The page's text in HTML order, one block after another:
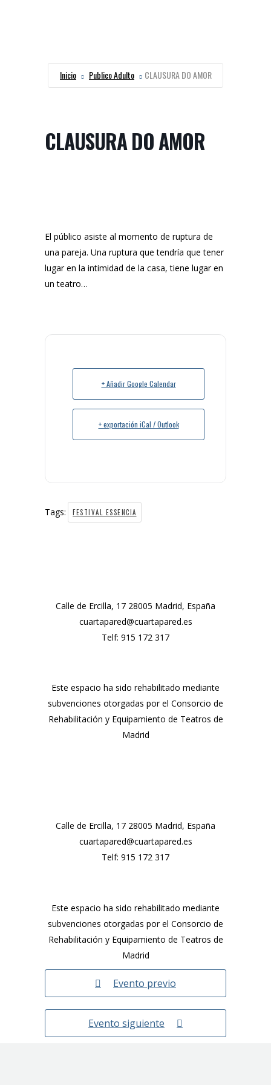
Inicio Publico Adulto CLAUSURA DO AMOR
CLAUSURA DO AMOR
El público asiste al momento de ruptura de
una pareja. Una ruptura que tendría que tener
lugar en la intimidad de la casa, tiene lugar en
un teatro…
+ Añadir Google Calendar
+ exportación iCal / Outlook
Tags: FESTIVAL ESSENCIA
Calle de Ercilla, 17 28005 Madrid, España
cuartapared@cuartapared.es
Telf: 915 172 317
Este espacio ha sido rehabilitado mediante
subvenciones otorgadas por el Consorcio de
Rehabilitación y Equipamiento de Teatros de
Madrid
Calle de Ercilla, 17 28005 Madrid, España
cuartapared@cuartapared.es
Telf: 915 172 317
Este espacio ha sido rehabilitado mediante
subvenciones otorgadas por el Consorcio de
Rehabilitación y Equipamiento de Teatros de
Madrid
Evento previo
Evento siguiente